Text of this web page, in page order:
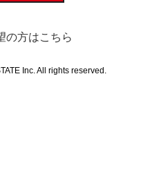
の方はこちら
Inc. All rights reserved.